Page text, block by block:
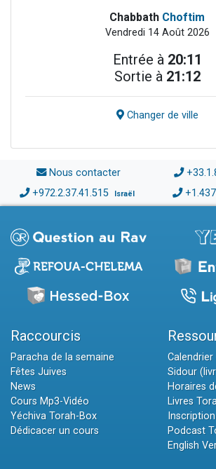
Chabbath Choftim
Vendredi 14 Août 2026
Entrée à 20:11
Sortie à 21:12
Changer de ville
Nous contacter
+972.2.37.41.515 Israël
Raccourcis
Paracha de la semaine
Fêtes Juives
News
Cours Mp3-Vidéo
Yéchiva Torah-Box
Dédicacer un cours
Sidour
Horaires
Livres
Inscription
Podcast
English